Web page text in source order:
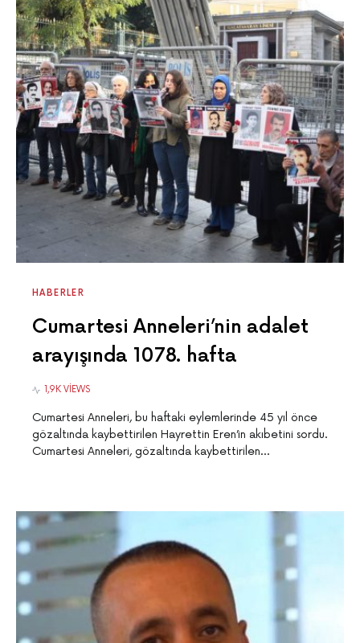
HABERLER
Cumartesi Anneleri’nin adalet
arayışında 1078. hafta
1,9K VIEWS
Cumartesi Anneleri, bu haftaki eylemlerinde 45 yıl önce
gözaltında kaybettirilen Hayrettin Eren’in akıbetini sordu.
Cumartesi Anneleri, gözaltında kaybettirilen…